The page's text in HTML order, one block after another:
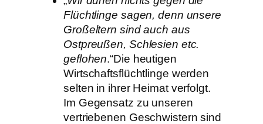
Flüchtlinge sagen, denn unsere
Großeltern sind auch aus
Ostpreußen, Schlesien etc.
geflohen.“Die heutigen
Wirtschaftsflüchtlinge werden
selten in ihrer Heimat verfolgt.
Im Gegensatz zu unseren
vertriebenen Geschwistern sind